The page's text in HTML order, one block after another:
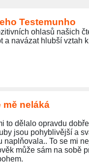
Testemunho
ohlasů našich
a navázat hlubší vztah
neláká
to dělalo opravdu
jsou pohyblivější a
naplňovala.. To se mi
může sám na sobě